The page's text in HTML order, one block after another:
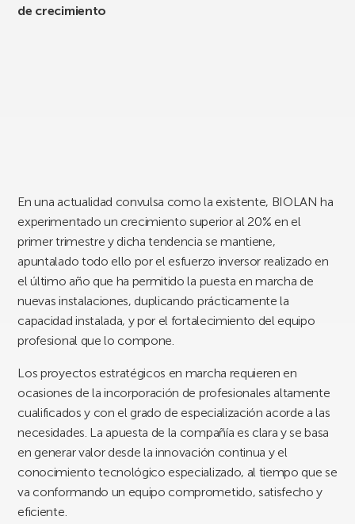
de crecimiento
En una actualidad convulsa como la existente, BIOLAN ha
experimentado un crecimiento superior al 20% en el
primer trimestre y dicha tendencia se mantiene,
apuntalado todo ello por el esfuerzo inversor realizado en
el último año que ha permitido la puesta en marcha de
nuevas instalaciones, duplicando prácticamente la
capacidad instalada, y por el fortalecimiento del equipo
profesional que lo compone.
Los proyectos estratégicos en marcha requieren en
ocasiones de la incorporación de profesionales altamente
cualificados y con el grado de especialización acorde a las
necesidades. La apuesta de la compañía es clara y se basa
en generar valor desde la innovación continua y el
conocimiento tecnológico especializado, al tiempo que se
va conformando un equipo comprometido, satisfecho y
eficiente.